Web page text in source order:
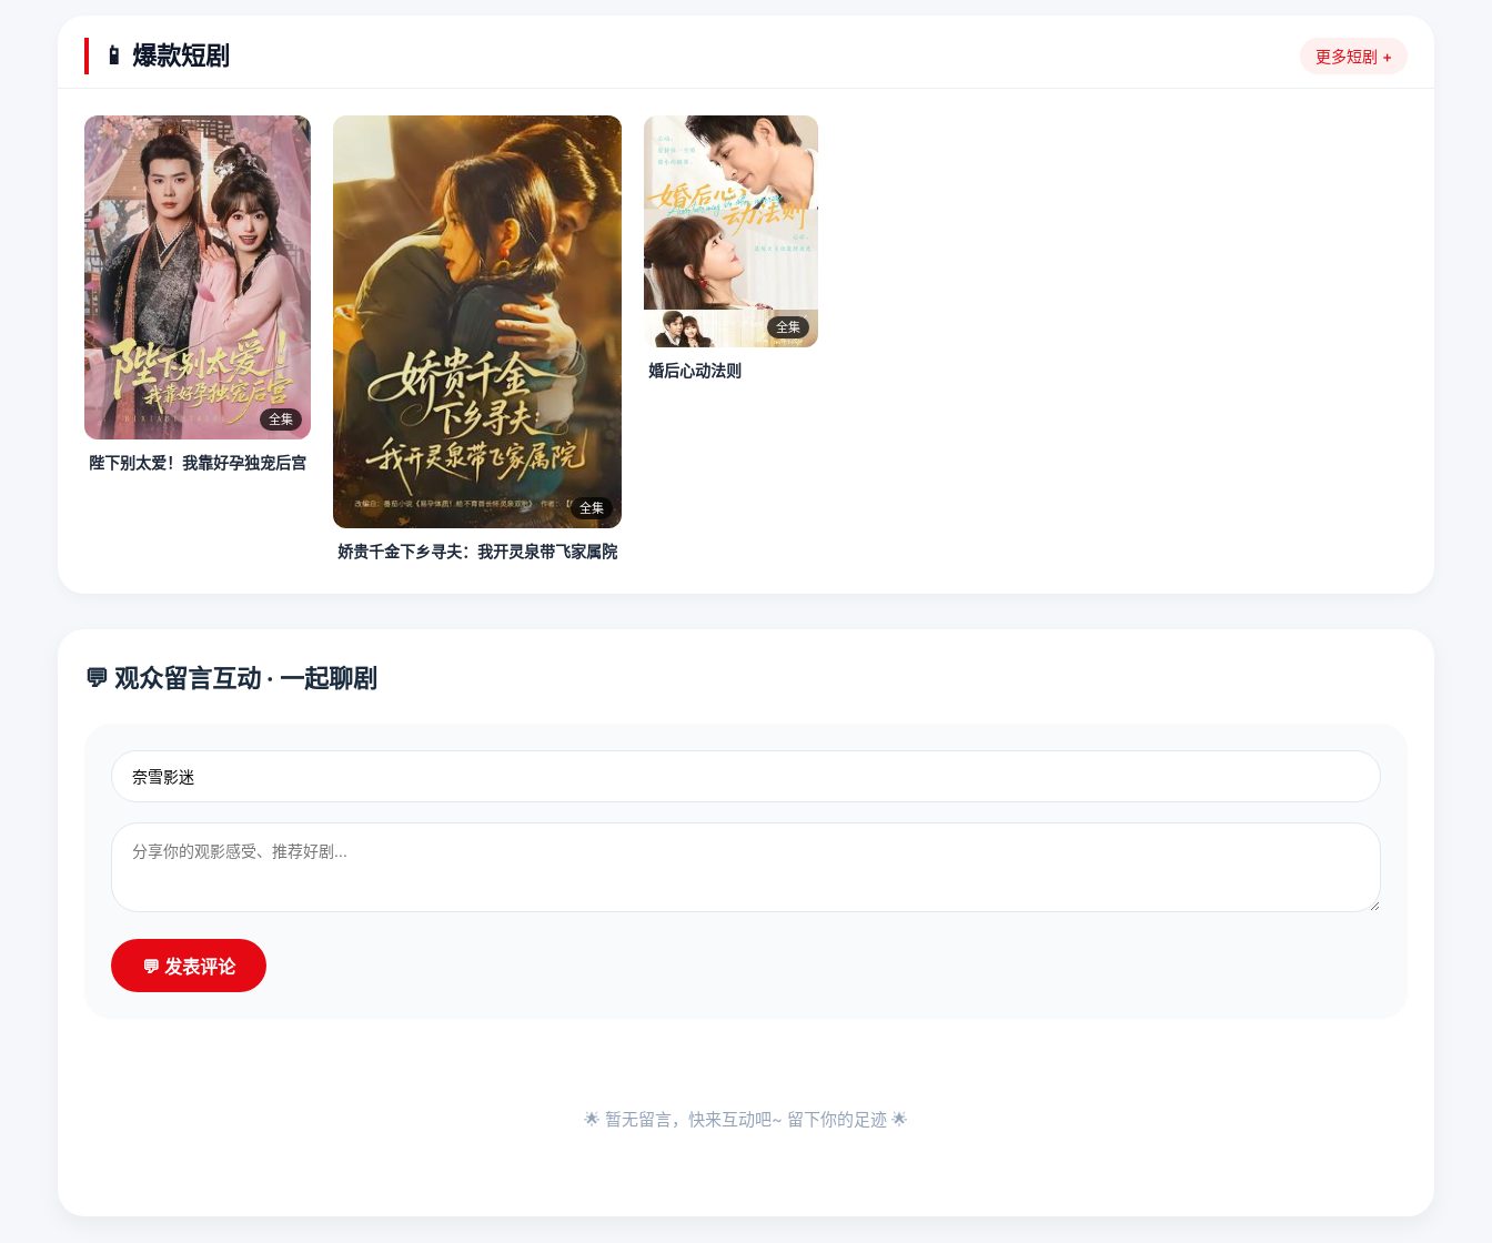
📱 爆款短剧 更多短剧 +
全集
陛下别太爱！我靠好孕独宠后宫
全集
娇贵千金下乡寻夫：我开灵泉带飞家属院
全集
婚后心动法则
💬 观众留言互动 · 一起聊剧
💬 发表评论
🌟 暂无留言，快来互动吧~ 留下你的足迹 🌟